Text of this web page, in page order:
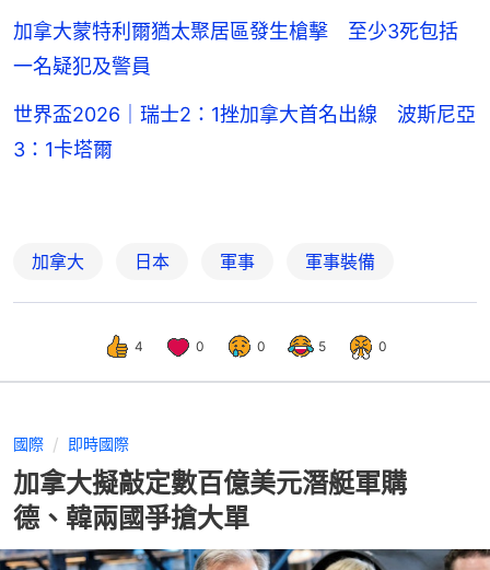
加拿大蒙特利爾猶太聚居區發生槍擊 至少3死包括
一名疑犯及警員
世界盃2026｜瑞士2：1挫加拿大首名出線 波斯尼亞
3：1卡塔爾
加拿大 日本 軍事 軍事裝備
4 0 0 5 0
國際 即時國際
加拿大擬敲定數百億美元潛艇軍購
德、韓兩國爭搶大單